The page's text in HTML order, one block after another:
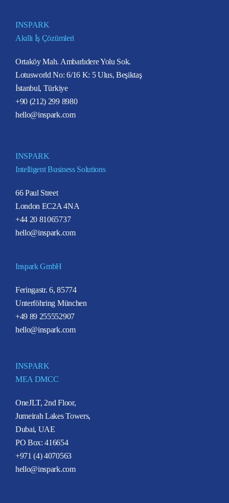
INSPARK
Akıllı İş Çözümleri
Ortaköy Mah. Ambarlıdere Yolu Sok.
Lotusworld No: 6/16 K: 5 Ulus, Beşiktaş
İstanbul, Türkiye
+90 (212) 299 8980
hello@inspark.com
INSPARK
Intelligent Business Solutions
66 Paul Street
London EC2A 4NA
+44 20 81065737
hello@inspark.com
Inspark GmbH
Feringastr. 6, 85774
Unterföhring München
+49 89 255552907
hello@inspark.com
INSPARK
MEA DMCC
OneJLT, 2nd Floor,
Jumeirah Lakes Towers,
Dubai, UAE
PO Box: 416654
+971 (4) 4070563
hello@inspark.com